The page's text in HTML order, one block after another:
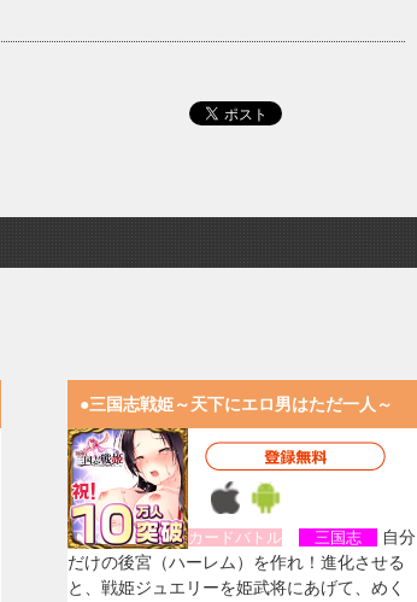
●三国志戦姫～天下にエロ男はただ一人～
カードバトル 三国志
自分
だけの後宮（ハーレム）を作れ！進化させる
と、戦姫ジュエリーを姫武将にあげて、めく